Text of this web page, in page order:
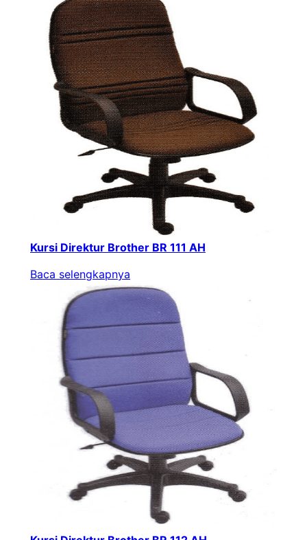
Kursi Direktur Brother BR 111 AH
Baca selengkapnya